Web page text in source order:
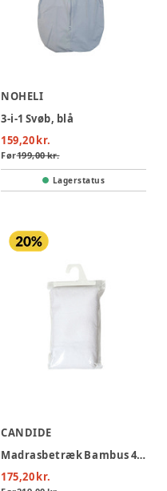
NOHELI
3-i-1 Svøb, blå
159,20 kr.
Før199,00 kr.
Lagerstatus
CANDIDE
Madrasbetræk Bambus 40X80 cm.
175,20 kr.